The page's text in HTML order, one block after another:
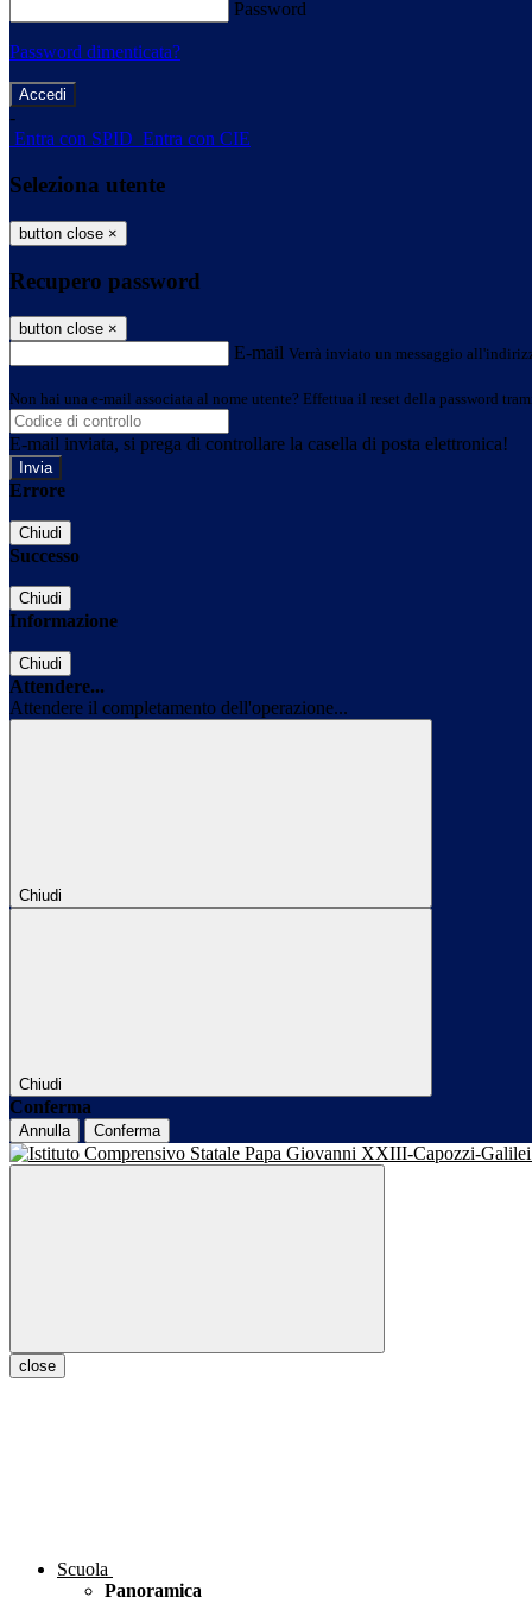
Password
Password dimenticata?
-
Entra con SPID Entra con CIE
Seleziona utente
button close ×
Recupero password
button close ×
E-mail Verrà inviato un messaggio
Non hai una e-mail associata al nome utente? Effettua il reset della password
E-mail inviata, si prega di controllare la casella di posta elettronica!
Errore
Chiudi
Successo
Chiudi
Informazione
Chiudi
Attendere...
Attendere il completamento dell'operazione...
Chiudi
Chiudi
Conferma
Annulla Conferma
close
Scuola
Panoramica